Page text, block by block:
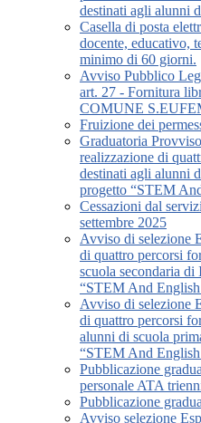
destinati agli alunni
Casella di posta
docente, educativo,
minimo di 60 giorni.
Avviso Pubblico
art. 27 - Fornitura
COMUNE
Fruizione dei
Graduatoria
realizzazione di
destinati agli alunni
progetto “STEM
Cessazioni dal
settembre 2025
Avviso di selezione
di quattro percorsi
scuola secondaria di
“STEM And
Avviso di selezione
di quattro percorsi
alunni di scuola
“STEM And
Pubblicazione
personale ATA
Pubblicazione
Avviso selezione